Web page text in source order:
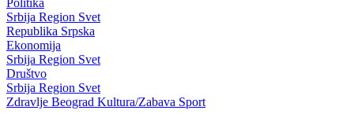
Politika
Srbija Region Svet
Republika Srpska
Ekonomija
Srbija Region Svet
Društvo
Srbija Region Svet
Zdravlje Beograd Kultura/Zabava Sport